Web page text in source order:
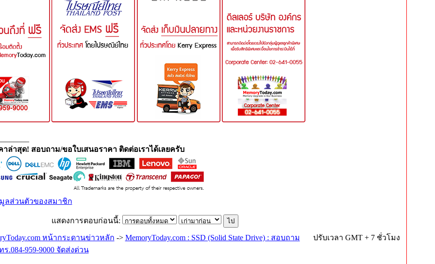
าล่าสุด! สอบถาม/ขอใบเสนอราคา ติดต่อเราได้เลยครับ
แสดงการตอบก่อนนี้:
หน้ากระดานข่าวหลัก -> MemoryToday.com : SSD (Solid State Drive) : สอบถาม
ร.084-959-9000 จัดส่งด่วน
ปรับเวลา GMT + 7 ชั่วโมง